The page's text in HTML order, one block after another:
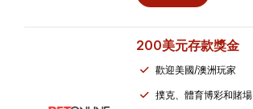
200美元存款獎金
歡迎美國/澳洲玩家
撲克、體育博彩和賭場